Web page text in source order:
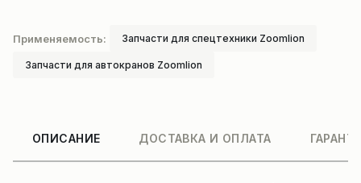
Применяемость: Запчасти для спецтехники Zoomlion
Запчасти для автокранов Zoomlion
ОПИСАНИЕ ДОСТАВКА И ОПЛАТА